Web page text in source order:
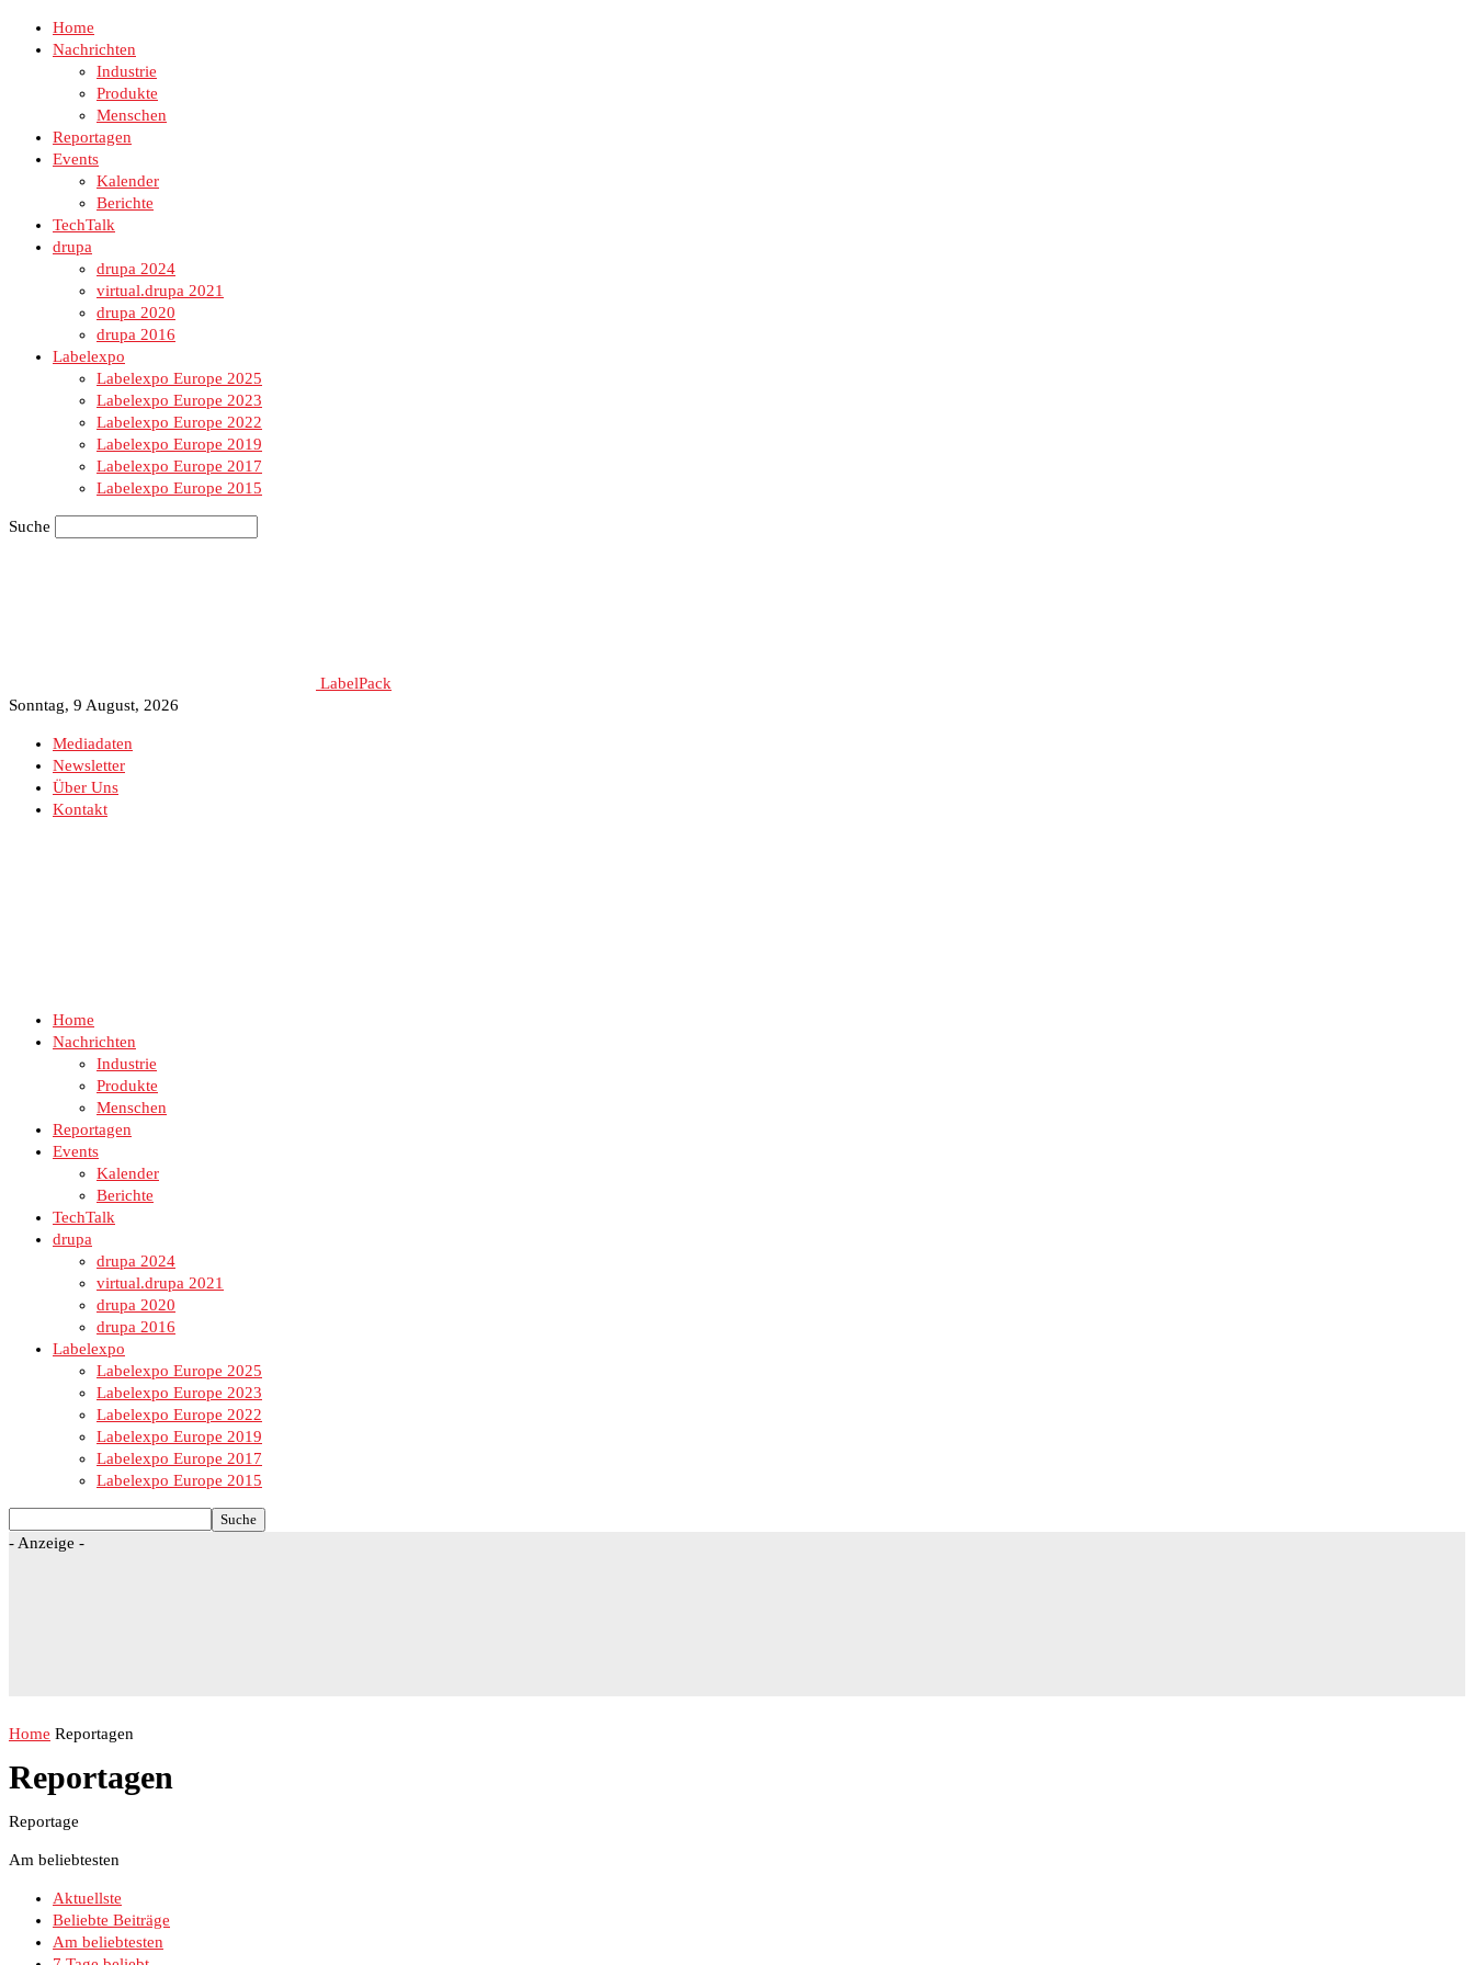
Home
Nachrichten
Industrie
Produkte
Menschen
Reportagen
Events
Kalender
Berichte
TechTalk
drupa
drupa 2024
virtual.drupa 2021
drupa 2020
drupa 2016
Labelexpo
Labelexpo Europe 2025
Labelexpo Europe 2023
Labelexpo Europe 2022
Labelexpo Europe 2019
Labelexpo Europe 2017
Labelexpo Europe 2015
Suche
LabelPack
Sonntag, 9 August, 2026
Mediadaten
Newsletter
Über Uns
Kontakt
Home
Nachrichten
Industrie
Produkte
Menschen
Reportagen
Events
Kalender
Berichte
TechTalk
drupa
drupa 2024
virtual.drupa 2021
drupa 2020
drupa 2016
Labelexpo
Labelexpo Europe 2025
Labelexpo Europe 2023
Labelexpo Europe 2022
Labelexpo Europe 2019
Labelexpo Europe 2017
Labelexpo Europe 2015
- Anzeige -
Home Reportagen
Reportagen
Reportage
Am beliebtesten
Aktuellste
Beliebte Beiträge
Am beliebtesten